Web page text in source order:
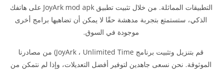
التطبيقات المماثلة. من خلال تثبيت تطبيق JoyArk mod apk على هاتفك
الذكي، ستستمتع بتجربة مدهشة حقًا لا يمكن أن تضاهيها برامج أخرى
موجودة في السوق.
قم بتنزيل وتثبيت برنامج JoyArk ، Unlimited Time) من مصادرنا
الموثوقة. نحن نسعى جاهدين لتوفير أفضل التعديلات، وإذا لم نتمكن من